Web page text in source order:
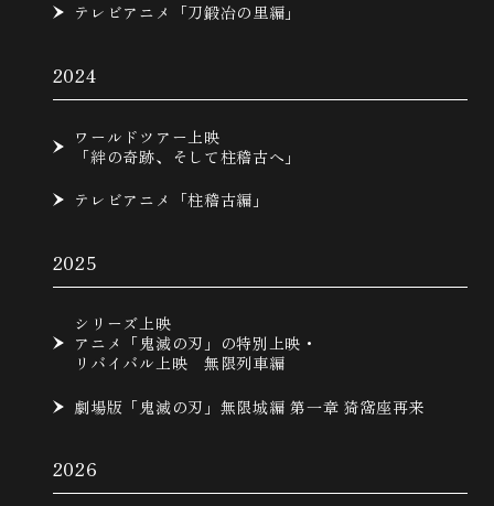
テレビアニメ「刀鍛冶の里編」
2024
ワールドツアー上映
「絆の奇跡、そして柱稽古へ」
テレビアニメ「柱稽古編」
2025
シリーズ上映
アニメ「鬼滅の刃」の特別上映・
リバイバル上映 無限列車編
劇場版「鬼滅の刃」無限城編 第一章 猗窩座再来
2026